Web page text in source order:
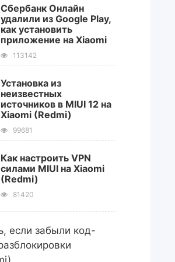
Сбербанк Онлайн
удалили из Google Play,
как установить
приложение на Xiaomi
113142
Установка из
неизвестных
источников в MIUI 12 на
Xiaomi (Redmi)
99681
Как настроить VPN
силами MIUI на Xiaomi
(Redmi)
81420